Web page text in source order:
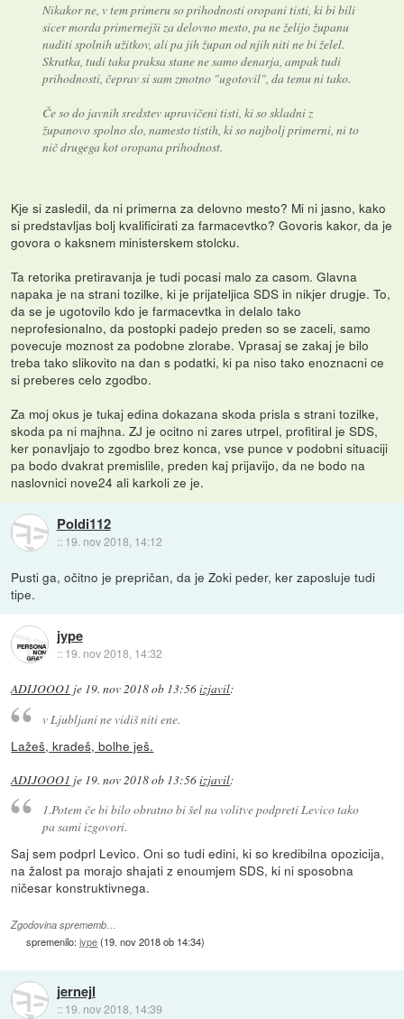
Nikakor ne, v tem primeru so prihodnosti oropani tisti, ki bi bili
sicer morda primernejši za delovno mesto, pa ne želijo županu
nuditi spolnih užitkov, ali pa jih župan od njih niti ne bi želel.
Skratka, tudi taka praksa stane ne samo denarja, ampak tudi
prihodnosti, čeprav si sam zmotno "ugotovil", da temu ni tako.
Če so do javnih sredstev upravičeni tisti, ki so skladni z
županovo spolno slo, namesto tistih, ki so najbolj primerni, ni to
nič drugega kot oropana prihodnost.
Kje si zasledil, da ni primerna za delovno mesto? Mi ni jasno, kako
si predstavljas bolj kvalificirati za farmacevtko? Govoris kakor, da je
govora o kaksnem ministerskem stolcku.
Ta retorika pretiravanja je tudi pocasi malo za casom. Glavna
napaka je na strani tozilke, ki je prijateljica SDS in nikjer drugje. To,
da se je ugotovilo kdo je farmacevtka in delalo tako
neprofesionalno, da postopki padejo preden so se zaceli, samo
povecuje moznost za podobne zlorabe. Vprasaj se zakaj je bilo
treba tako slikovito na dan s podatki, ki pa niso tako enoznacni ce
si preberes celo zgodbo.
Za moj okus je tukaj edina dokazana skoda prisla s strani tozilke,
skoda pa ni majhna. ZJ je ocitno ni zares utrpel, profitiral je SDS,
ker ponavljajo to zgodbo brez konca, vse punce v podobni situaciji
pa bodo dvakrat premislile, preden kaj prijavijo, da ne bodo na
naslovnici nove24 ali karkoli ze je.
Poldi112
:: 19. nov 2018, 14:12
Pusti ga, očitno je prepričan, da je Zoki peder, ker zaposluje tudi
tipe.
jype
:: 19. nov 2018, 14:32
ADIJOOO1 je 19. nov 2018 ob 13:56izjavil:
v Ljubljani ne vidiš niti ene.
Lažeš, kradeš, bolhe ješ.
ADIJOOO1 je 19. nov 2018 ob 13:56izjavil:
1.Potem če bi bilo obratno bi šel na volitve podpreti Levico tako
pa sami izgovori.
Saj sem podprl Levico. Oni so tudi edini, ki so kredibilna opozicija,
na žalost pa morajo shajati z enoumjem SDS, ki ni sposobna
ničesar konstruktivnega.
Zgodovina sprememb…
spremenilo:jype(19. nov 2018 ob 14:34)
jernejl
:: 19. nov 2018, 14:39